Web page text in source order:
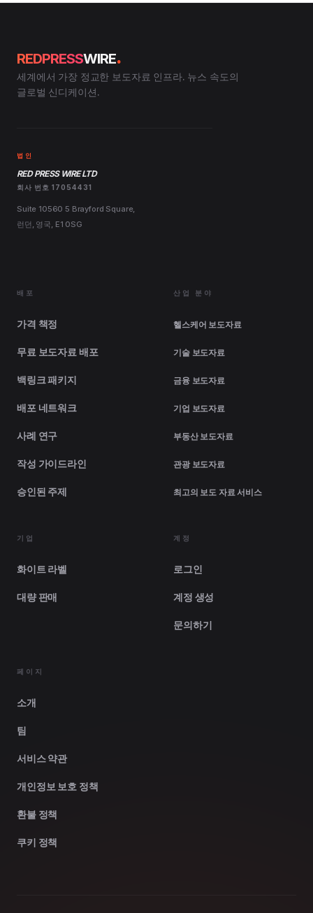
REDPRESSWIRE.
세계에서 가장 정교한 보도자료 인프라. 뉴스 속도의
글로벌 신디케이션.
법인
RED PRESS WIRE LTD
회사 번호 17054431
Suite 10560 5 Brayford Square,
런던, 영국, E1 0SG
배포
가격 책정
무료 보도자료 배포
백링크 패키지
배포 네트워크
사례 연구
작성 가이드라인
승인된 주제
산업 분야
헬스케어 보도자료
기술 보도자료
금융 보도자료
기업 보도자료
부동산 보도자료
관광 보도자료
최고의 보도 자료 서비스
기업
화이트 라벨
대량 판매
계정
로그인
계정 생성
문의하기
페이지
소개
팀
서비스 약관
개인정보 보호 정책
환불 정책
쿠키 정책